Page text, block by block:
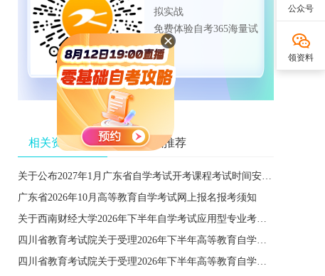
拟实战
免费体验自考365海量试
题
相关资讯推荐 热门资讯推荐
关于公布2027年1月广东省自学考试开考课程考试时间安排和使用教材的通知
广东省2026年10月高等教育自学考试网上报名报考须知
关于西南财经大学2026年下半年自学考试应用型专业考籍更改办理的通知
四川省教育考试院关于受理2026年下半年高等教育自学考试省际转考申请的通告
四川省教育考试院关于受理2026年下半年高等教育自学考试考籍更改申请的通告
公众号
领资料